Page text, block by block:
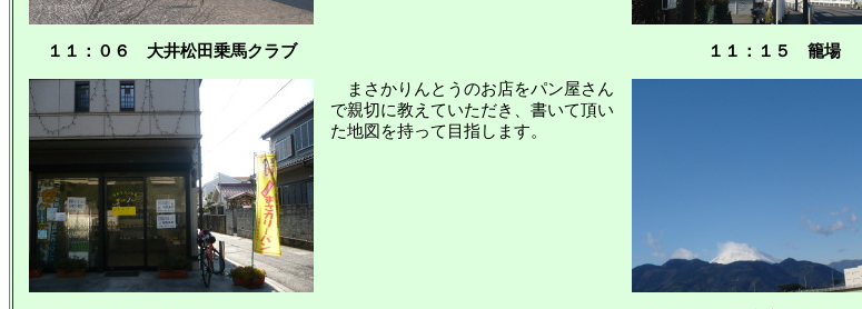
１１：０６ 大井松田乗馬クラブ １１：１５ 籠場
まさかりんとうのお店をパン屋さん
で親切に教えていただき、書いて頂い
た地図を持って目指します。